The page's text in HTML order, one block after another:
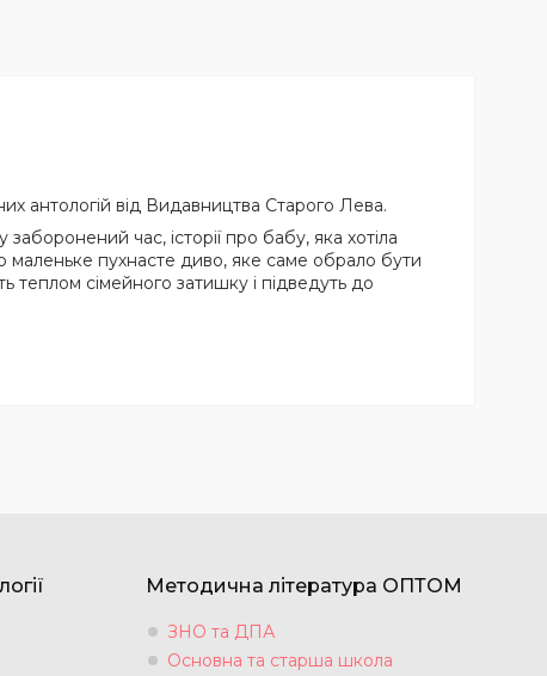
антологій від Видавництва Старого Лева.
час, історії про бабу, яка хотіла
маленьке пухнасте диво, яке саме обрало бути
теплом сімейного затишку і підведуть до
Методична література ОПТОМ
ЗНО та ДПА
Основна та старша школа